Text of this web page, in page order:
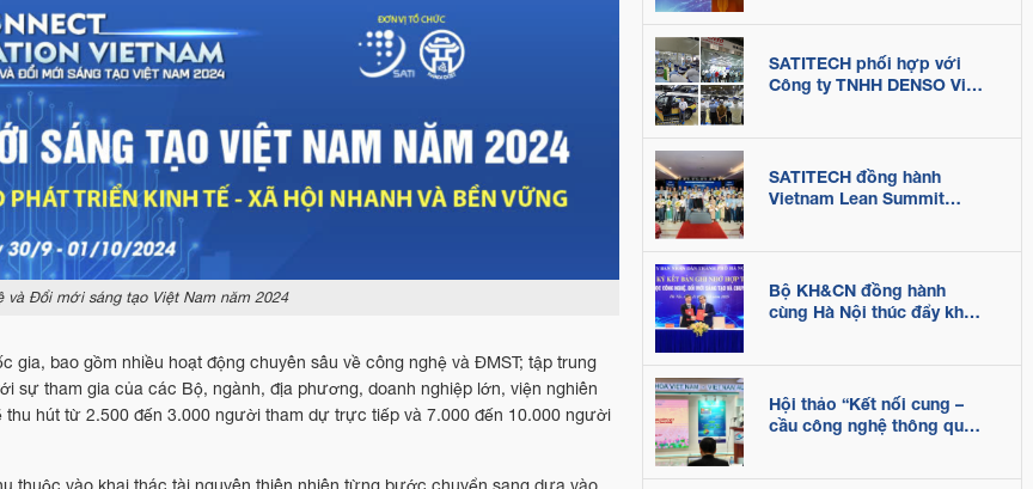
và Đổi mới sáng tạo Việt Nam năm 2024
bao gồm nhiều hoạt động chuyên sâu về công nghệ và ĐMST; tập trung
sự tham gia của các Bộ, ngành, địa phương, doanh nghiệp lớn, viện nghiên
hút từ 2.500 đến 3.000 người tham dự trực tiếp và 7.000 đến 10.000 người
thuộc vào khai thác tài nguyên thiên nhiên từng bước chuyển sang dựa vào
SATITECH phối hợp với
Công ty TNHH DENSO Việt
tinh gọn
SATITECH đồng hành
Vietnam Lean Summit
biến động
Bộ KH&CN đồng hành
cùng Hà Nội thúc đẩy khoa
Hội thảo “Kết nối cung –
cầu công nghệ thông qua